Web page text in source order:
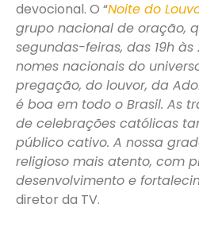
devocional. O “Noite do
grupo nacional de oração,
segundas-feiras, das 19h às
nomes nacionais do
pregação, do louvor, da
é boa em todo o Brasil. As
de celebrações católicas
público cativo. A nossa
religioso mais atento, com
desenvolvimento e
diretor da TV.